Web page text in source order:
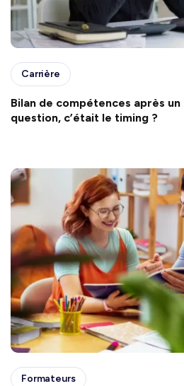
Carrière
Bilan de compétences après
question, c’était le timing ?
Formateurs